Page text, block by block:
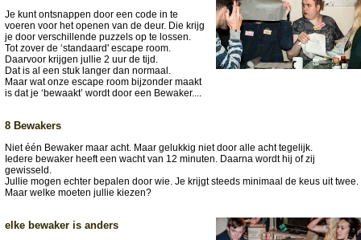
Je kunt ontsnappen door een code in te
voeren voor het openen van de deur. Die krijg
je door verschillende puzzels op te lossen.
Tot zover de ‘standaard' escape room.
Daarvoor krijgen jullie 2 uur de tijd.
Dat is al een stuk langer dan normaal.
Maar wat onze escape room bijzonder maakt
is dat je ‘bewaakt’ wordt door een Bewaker....
8 Bewakers
Niet één Bewaker maar acht. Maar gelukkig niet door alle acht tegelijk.
Iedere bewaker heeft een wacht van 12 minuten. Daarna wordt hij of zij
gewisseld.
Jullie mogen echter bepalen door wie. Je krijgt steeds minimaal de keus uit twee.
Maar welke moeten jullie kiezen?
elke bewaker is anders